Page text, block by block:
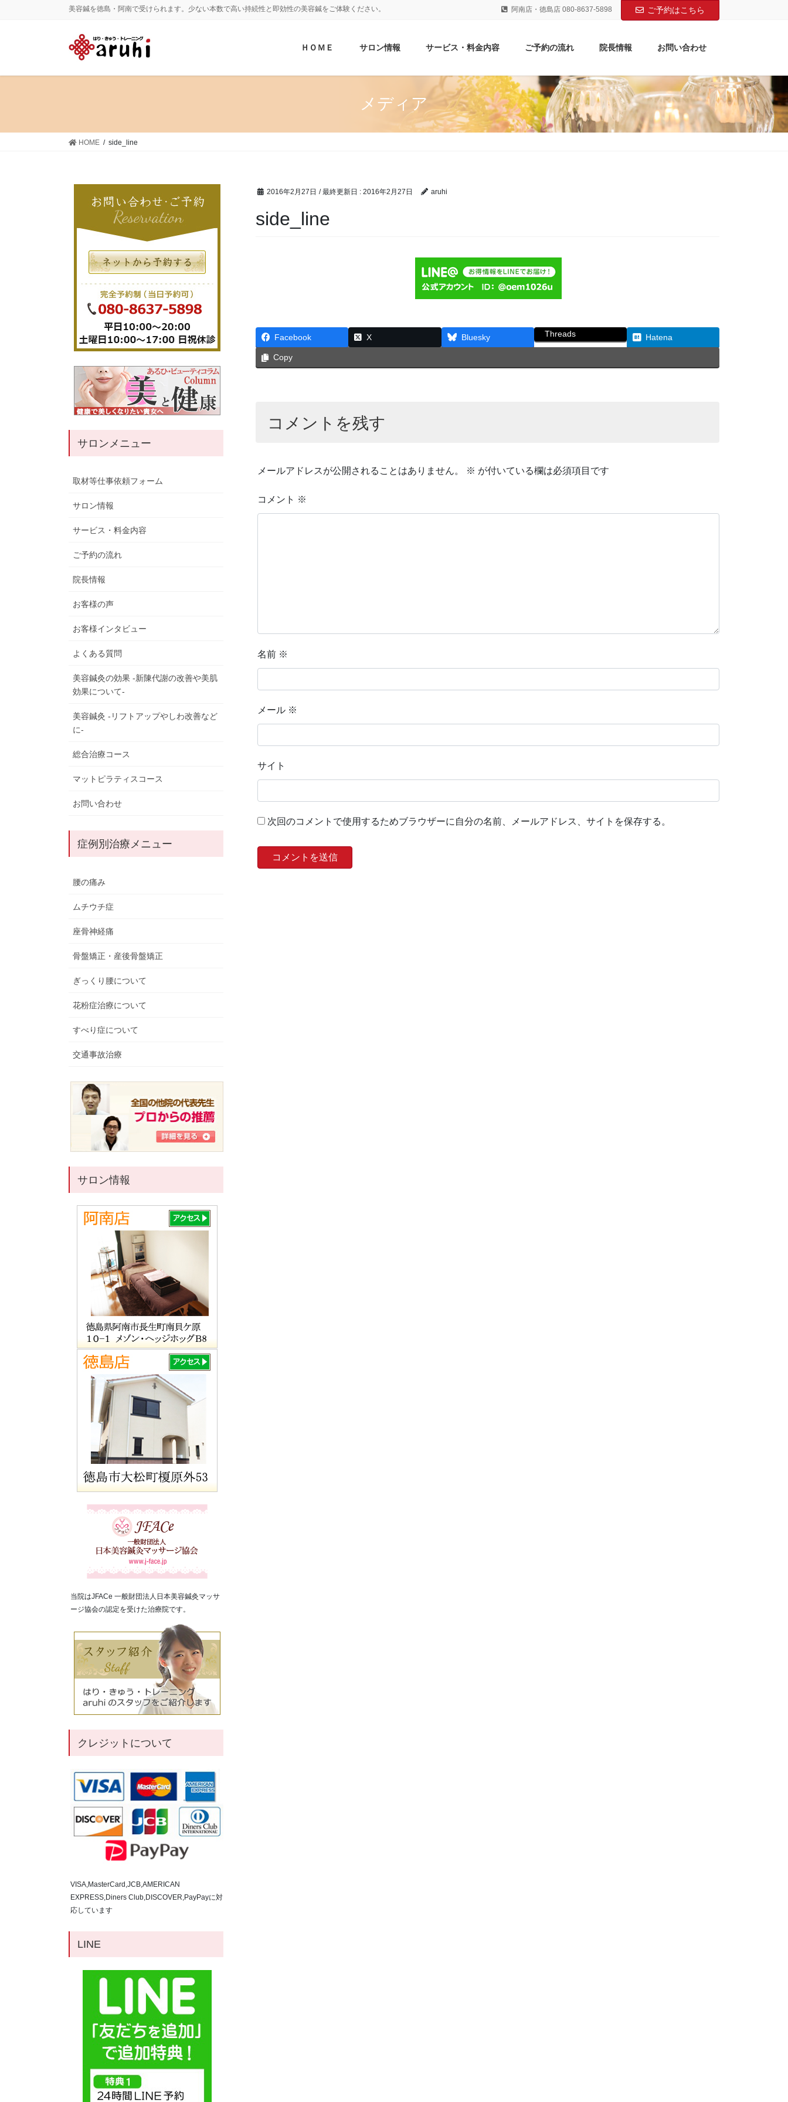
に
ョ
動
美容鍼を徳島・阿南で受けられます。少ない本数で高い持続性と即効性の美容鍼をご体験ください。 阿南店・徳島店 080-8637-5898 ご予約はこちら
ＨＯＭＥ サロン情報 サービス・料金内容 ご予約の流れ 院長情報 お問い合わせ
メディア
HOME side_line
2016年2月27日 / 最終更新日 :2016年2月27日 aruhi
side_line
Facebook X Bluesky Threads Hatena
Copy
コメントを残す
メールアドレスが公開されることはありません。 ※ が付いている欄は必須項目です
コメント ※
名前 ※
メール ※
サイト
次回のコメントで使用するためブラウザーに自分の名前、メールアドレス、サイトを保存する。
サロンメニュー
取材等仕事依頼フォーム
サロン情報
サービス・料金内容
ご予約の流れ
院長情報
お客様の声
お客様インタビュー
よくある質問
美容鍼灸の効果 -新陳代謝の改善や美肌
効果について-
美容鍼灸 -リフトアップやしわ改善など
に-
総合治療コース
マットピラティスコース
お問い合わせ
症例別治療メニュー
腰の痛み
ムチウチ症
座骨神経痛
骨盤矯正・産後骨盤矯正
ぎっくり腰について
花粉症治療について
すべり症について
交通事故治療
サロン情報
当院はJFACe 一般財団法人日本美容鍼灸マッサ
ージ協会の認定を受けた治療院です。
クレジットについて
VISA,MasterCard,JCB,AMERICAN
EXPRESS,Diners Club,DISCOVER,PayPayに対
応しています
LINE